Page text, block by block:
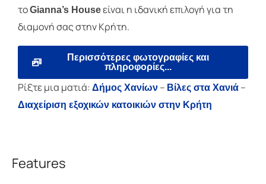
τοGianna’s Houseείναι η ιδανική επιλογή για τη
διαμονή σας στην Κρήτη.
Περισσότερες φωτογραφίες και
πληροφορίες...
Ρίξτε μια ματιά: Δήμος Χανίων – Βίλες στα Χανιά –
Διαχείριση εξοχικών κατοικιών στην Κρήτη
Features